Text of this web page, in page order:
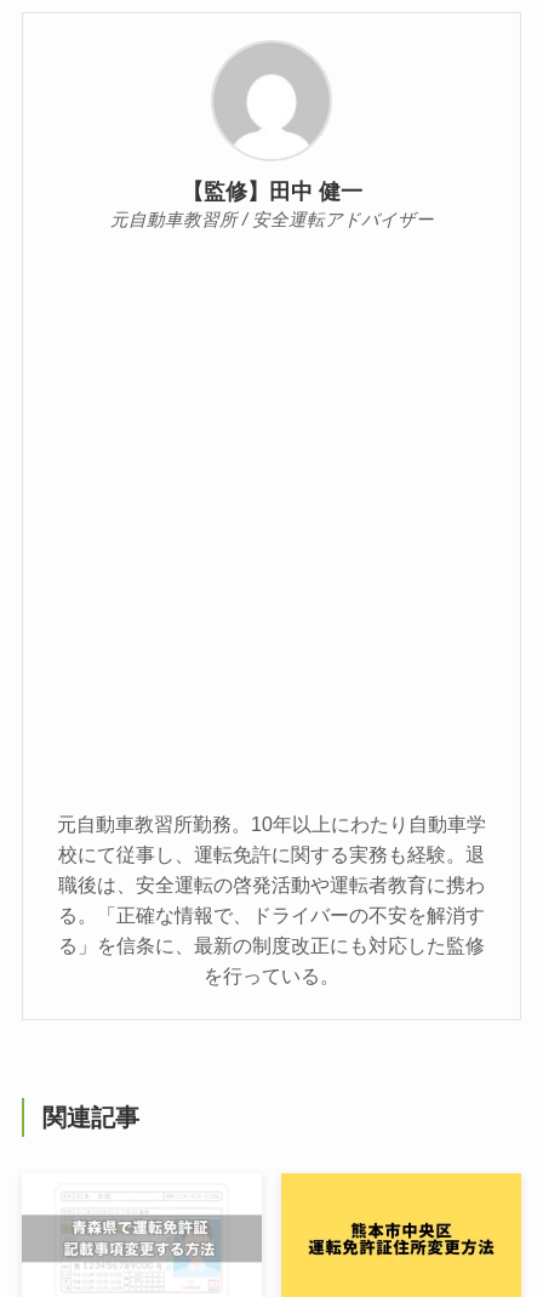
【監修】田中 健一
元自動車教習所 / 安全運転アドバイザー
元自動車教習所勤務。10年以上にわたり自動車学
校にて従事し、運転免許に関する実務も経験。退
職後は、安全運転の啓発活動や運転者教育に携わ
る。「正確な情報で、ドライバーの不安を解消す
る」を信条に、最新の制度改正にも対応した監修
を行っている。
関連記事